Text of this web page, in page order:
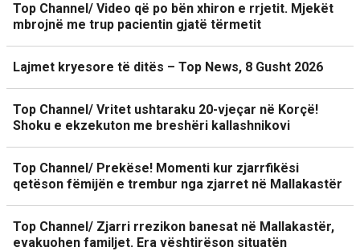
Top Channel/ Video që po bën xhiron e rrjetit. Mjekët
mbrojnë me trup pacientin gjatë tërmetit
Lajmet kryesore të ditës – Top News, 8 Gusht 2026
Top Channel/ Vritet ushtaraku 20-vjeçar në Korçë!
Shoku e ekzekuton me breshëri kallashnikovi
Top Channel/ Prekëse! Momenti kur zjarrfikësi
qetëson fëmijën e trembur nga zjarret në Mallakastër
Top Channel/ Zjarri rrezikon banesat në Mallakastër,
evakuohen familjet. Era vështirëson situatën